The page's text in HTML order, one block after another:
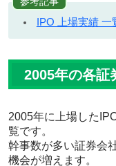
IPO 上場実績 一
2005年の各証
2005年に上場した
覧です。
幹事数が多い証券会
機会が増えます。